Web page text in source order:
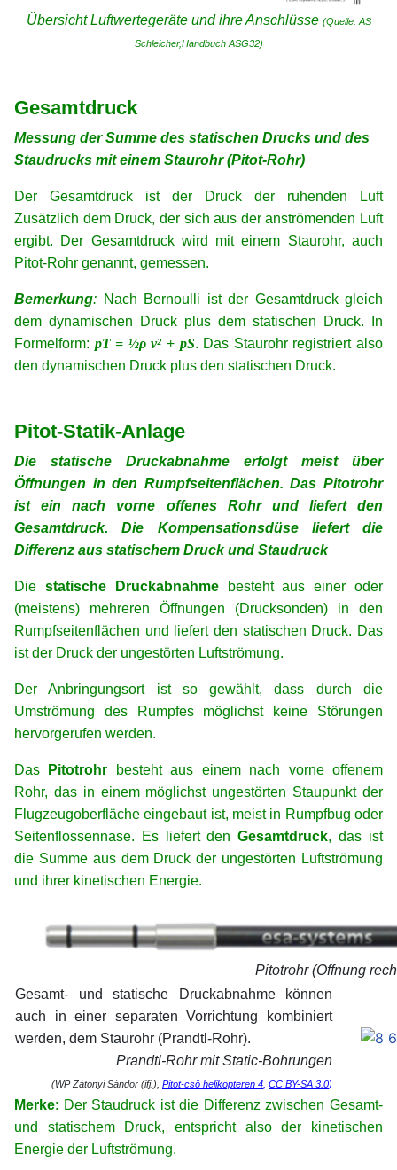
Übersicht Luftwertegeräte und ihre Anschlüsse (Quelle: AS
Schleicher,Handbuch ASG32)
Gesamtdruck
Messung der Summe des statischen Drucks und des
Staudrucks mit einem Staurohr (Pitot-Rohr)
Der Gesamtdruck ist der Druck der ruhenden Luft
Zusätzlich dem Druck, der sich aus der anströmenden Luft
ergibt. Der Gesamtdruck wird mit einem Staurohr, auch
Pitot-Rohr genannt, gemessen.
Bemerkung: Nach Bernoulli ist der Gesamtdruck gleich
dem dynamischen Druck plus dem statischen Druck. In
Formelform: pT = ½ρ v² + pS. Das Staurohr registriert also
den dynamischen Druck plus den statischen Druck.
Pitot-Statik-Anlage
Die statische Druckabnahme erfolgt meist über
Öffnungen in den Rumpfseitenflächen. Das Pitotrohr
ist ein nach vorne offenes Rohr und liefert den
Gesamtdruck. Die Kompensationsdüse liefert die
Differenz aus statischem Druck und Staudruck
Die statische Druckabnahmebesteht aus einer oder
(meistens) mehreren Öffnungen (Drucksonden) in den
Rumpfseitenflächen und liefert den statischen Druck. Das
ist der Druck der ungestörten Luftströmung.
Der Anbringungsort ist so gewählt, dass durch die
Umströmung des Rumpfes möglichst keine Störungen
hervorgerufen werden.
Das Pitotrohr besteht aus einem nach vorne offenem
Rohr, das in einem möglichst ungestörten Staupunkt der
Flugzeugoberfläche eingebaut ist, meist in Rumpfbug oder
Seitenflossennase. Es liefert denGesamtdruck, das ist
die Summe aus dem Druck der ungestörten Luftströmung
und ihrer kinetischen Energie.
Pitotrohr (Öffnung
Gesamt- und statische Druckabnahme können
auch in einer separaten Vorrichtung kombiniert
werden, dem Staurohr (Prandtl-Rohr).
Prandtl-Rohr mit Static-Bohrungen
(WP Zátonyi Sándor (ifj.), Pitot-cső helikopteren 4 CC BY-SA 3.0)
Merke: Der Staudruck ist die Differenz zwischen Gesamt-
und statischem Druck, entspricht also der kinetischen
Energie der Luftströmung.